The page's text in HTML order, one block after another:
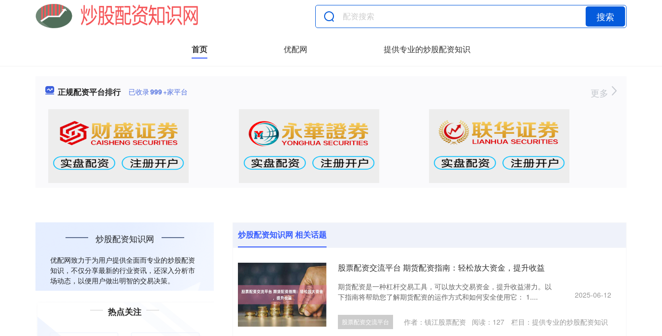
搜索
首页 优配网 提供专业的炒股配资知识
正规配资平台排行 已收录999+家平台 更多
炒股配资知识网 相关话题
股票配资交流平台 期货配资指南：轻松放大资金，提升收益
期货配资是一种杠杆交易工具，可以放大交易资金，提升收益潜力。以
下指南将帮助您了解期货配资的运作方式和如何安全使用它： 1....
2025-06-12
股票配资交流平台 作者：镇江股票配资 阅读： 127 栏目： 提供专业的炒股配资知识
炒股配资知识网
优配网致力于为用户提供全面而专业的炒股配资
知识，不仅分享最新的行业资讯，还深入分析市
场动态，以便用户做出明智的交易决策。
热点关注